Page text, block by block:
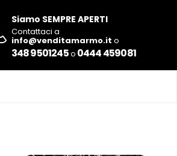
Siamo SEMPRE APERTI
Contattaci a
info@venditamarmo.it o
348 9501245o 0444 459081